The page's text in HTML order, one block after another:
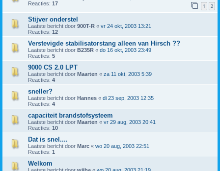
Reacties: 17 1 2
Stijver onderstel
Laatste bericht door 900T-R « vr 24 okt, 2003 13:21
Reacties: 12
Verstevigde stabilisatorstang alleen van Hirsch ??
Laatste bericht door B235R « do 16 okt, 2003 23:49
Reacties: 5
9000 CS 2.0 LPT
Laatste bericht door Maarten « za 11 okt, 2003 5:39
Reacties: 4
sneller?
Laatste bericht door Hannes « di 23 sep, 2003 12:35
Reacties: 4
capaciteit brandstofsysteem
Laatste bericht door Maarten « vr 29 aug, 2003 20:41
Reacties: 10
Dat is snel....
Laatste bericht door Marc « wo 20 aug, 2003 22:51
Reacties: 1
Welkom